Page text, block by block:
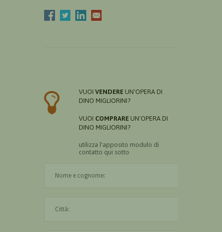
VUOI VENDERE UN'OPERA DI
DINO MIGLIORINI?
VUOI COMPRARE UN'OPERA DI
DINO MIGLIORINI?
utilizza l'apposito modulo di
contatto qui sotto